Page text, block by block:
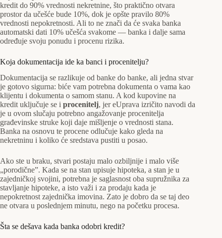
kredit do 90% vrednosti nekretnine, što praktično otvara
prostor da učešće bude 10%, dok je opšte pravilo 80%
vrednosti nepokretnosti. Ali to ne znači da će svaka banka
automatski dati 10% učešća svakome — banka i dalje sama
određuje svoju ponudu i procenu rizika.
Koja dokumentacija ide ka banci i procenitelju?
Dokumentacija se razlikuje od banke do banke, ali jedna stvar
je gotovo sigurna: biće vam potrebna dokumenta o vama kao
klijentu i dokumenta o samom stanu. A kod kupovine na
kredit uključuje se i procenitelj, jer eUprava izričito navodi da
je u ovom slučaju potrebno angažovanje procenitelja
građevinske struke koji daje mišljenje o vrednosti stana.
Banka na osnovu te procene odlučuje kako gleda na
nekretninu i koliko će sredstava pustiti u posao.
Ako ste u braku, stvari postaju malo ozbiljnije i malo više
„porodične”. Kada se na stan upisuje hipoteka, a stan je u
zajedničkoj svojini, potrebna je saglasnost oba supružnika za
stavljanje hipoteke, a isto važi i za prodaju kada je
nepokretnost zajednička imovina. Zato je dobro da se taj deo
ne otvara u poslednjem minutu, nego na početku procesa.
Šta se dešava kada banka odobri kredit?